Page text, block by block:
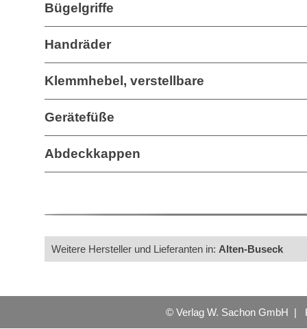
Bügelgriffe
Handräder
Klemmhebel, verstellbare
Gerätefüße
Abdeckkappen
Weitere Hersteller und Lieferanten in: Alten-Buseck
© Verlag W. Sachon GmbH |